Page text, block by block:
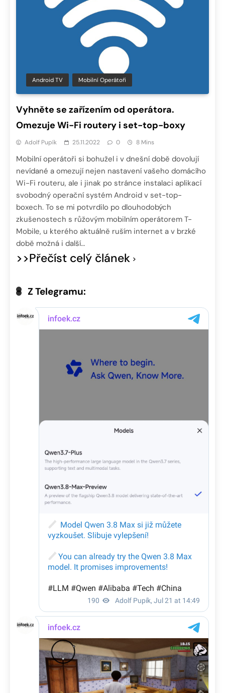
Android TV Mobilní Operátoři
Vyhněte se zařízením od operátora.
Omezuje Wi-Fi routery i set-top-boxy
Adolf Pupík 25.11.2022 0 8 Mins
Mobilní operátoři si bohužel i v dnešní době dovolují
nevídané a omezují nejen nastavení vašeho domácího
Wi-Fi routeru, ale i jinak po stránce instalaci aplikací
svobodný operační systém Android v set-top-
boxech. To se mi potvrdilo po dlouhodobých
zkušenostech s růžovým mobilním operátorem T-
Mobile, u kterého aktuálně ruším internet a v brzké
době možná i další…
>>Přečíst celý článek
Z Telegramu: